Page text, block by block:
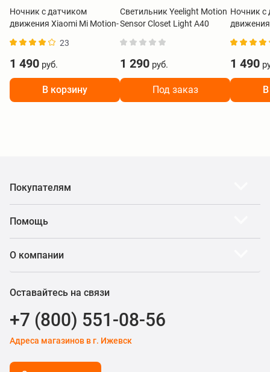
Ночник с датчиком
движения Xiaomi Mi Motion-
(Bluetooth) BHR5278GL
23
1 490 руб.
В корзину
Светильник Yeelight Motion
Sensor Closet Light A40
1 290 руб.
Под заказ
Ночник с
1 490
Покупателям
Помощь
О компании
Оставайтесь на связи
+7 (800) 551-08-56
Адреса магазинов в г. Ижевск